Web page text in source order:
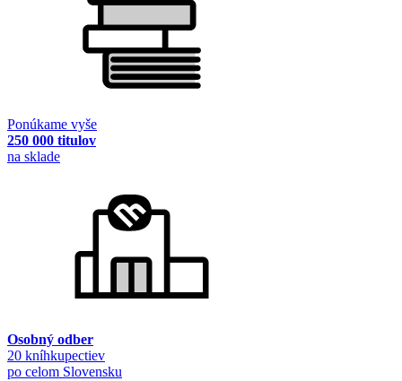
Ponúkame vyše
250 000 titulov
na sklade
Osobný odber
20 kníhkupectiev
po celom Slovensku